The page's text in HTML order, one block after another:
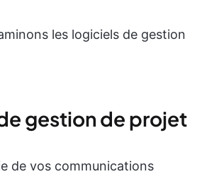
les logiciels de gestion
gestion de projet
de vos communications